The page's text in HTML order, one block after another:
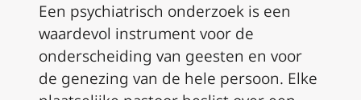
Een psychiatrisch onderzoek is een
waardevol instrument voor de
onderscheiding van geesten en voor
de genezing van de hele persoon. Elke